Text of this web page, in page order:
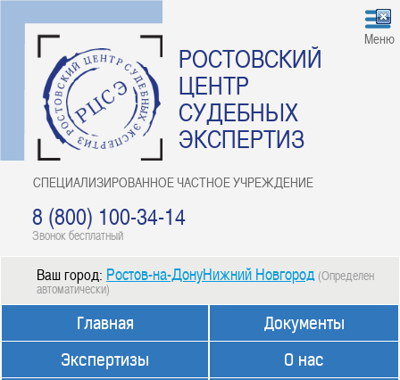
РОСТОВСКИЙ
ЦЕНТР
СУДЕБНЫХ
ЭКСПЕРТИЗ
СПЕЦИАЛИЗИРОВАННОЕ ЧАСТНОЕ УЧРЕЖДЕНИЕ
8 (800) 100-34-14
Звонок бесплатный
Меню
Ваш город: Ростов-на-ДонуНижний Новгород (Определен
автоматически)
Главная
Экспертизы
Документы
О нас